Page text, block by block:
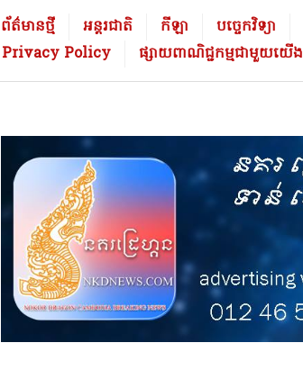
នគ
រដ្
រេ
ន
ព័ត៌មានថ្មី អន្តរជាតិ កីឡា បច្ចេកវិទ្យា
Privacy Policy
ផ្សាយពាណិជ្ជកម្មជាមួយយើង